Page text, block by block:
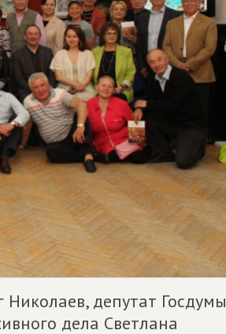
депутат Госдумы
дела Светлана